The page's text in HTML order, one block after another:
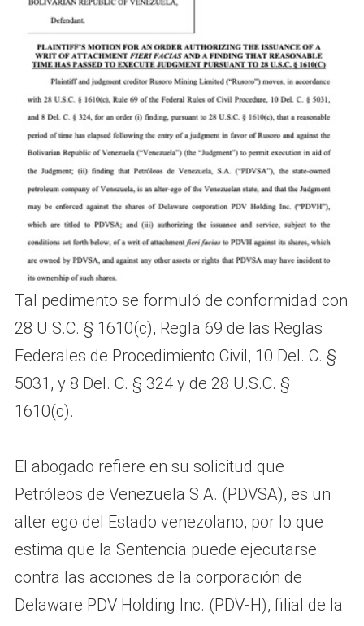
Tal pedimento se formuló de conformidad con
28 U.S.C. § 1610(c), Regla 69 de las Reglas
Federales de Procedimiento Civil, 10 Del. C. §
5031, y 8 Del. C. § 324 y de 28 U.S.C. §
1610(c).
El abogado refiere en su solicitud que
Petróleos de Venezuela S.A. (PDVSA), es un
alter ego del Estado venezolano, por lo que
estima que la Sentencia puede ejecutarse
contra las acciones de la corporación de
Delaware PDV Holding Inc. (PDV-H), filial de la